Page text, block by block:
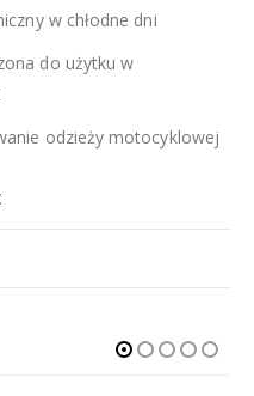
w chłodne dni
do użytku w
odzieży motocyklowej